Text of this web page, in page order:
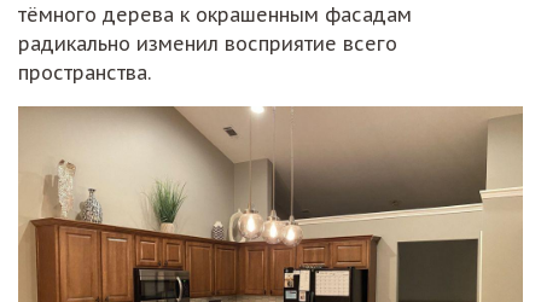
тёмного дерева к окрашенным фасадам
радикально изменил восприятие всего
пространства.